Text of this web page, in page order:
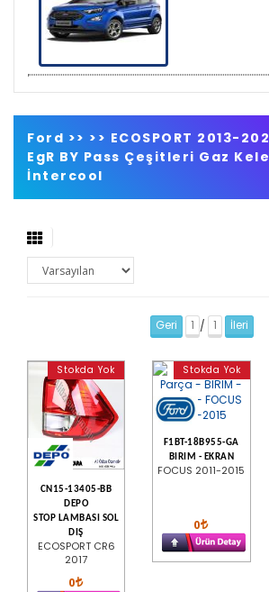
Ford >> >> ECOSPORT 2013-
EgR BY Pass Çeşitleri Gaz
İntercool
Geri 1 / 1 İleri
Stokda Yok
CN15-13405-BB
DEPO
STOP LAMBASI SOL
DIŞ
ECOSPORT CR6
2017
0
Stokda Yok
F1BT-18B955-GA
BIRIM - EKRAN
FOCUS 2011-2015
0